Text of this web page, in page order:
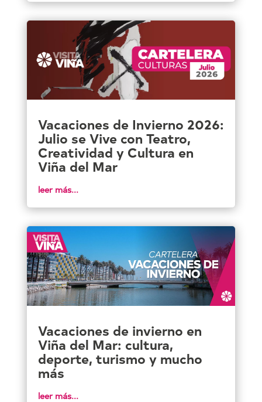
Vacaciones de Invierno 2026:
Julio se Vive con Teatro,
Creatividad y Cultura en
Viña del Mar
leer más...
Vacaciones de invierno en
Viña del Mar: cultura,
deporte, turismo y mucho
más
leer más...